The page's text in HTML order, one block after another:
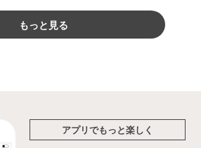
もっと見る
アプリでもっと楽しく